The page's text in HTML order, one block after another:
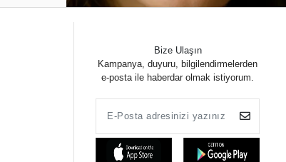
Bize Ulaşın
Kampanya, duyuru, bilgilendirmelerden
e-posta ile haberdar olmak istiyorum.